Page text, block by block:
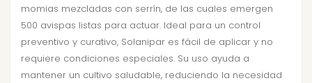
momias mezcladas con serrín, de las cuales emergen
500 avispas listas para actuar. Ideal para un control
preventivo y curativo, Solanipar es fácil de aplicar y no
requiere condiciones especiales. Su uso ayuda a
mantener un cultivo saludable, reduciendo la necesidad